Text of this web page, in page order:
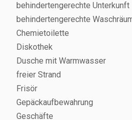
behindertengerechte Unterkunft
behindertengerechte
Chemietoilette
Diskothek
Dusche mit Warmwasser
freier Strand
Frisör
Gepäckaufbewahrung
Geschäfte